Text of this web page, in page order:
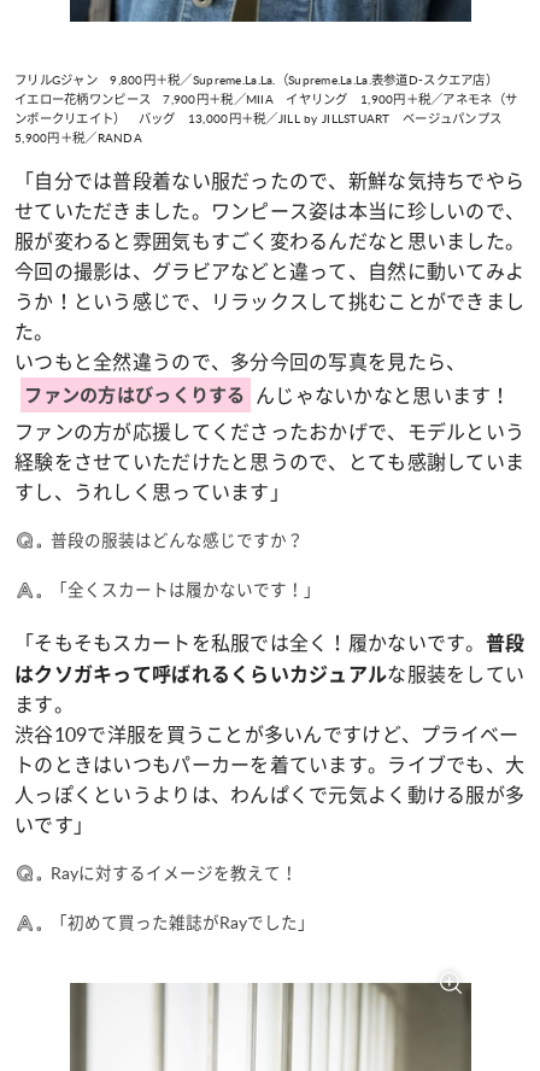
フリルGジャン 9,800円＋税／Supreme.La.La.（Supreme.La.La.表参道D-スクエア店）
イエロー花柄ワンピース 7,900円＋税／MIIA イヤリング 1,900円＋税／アネモネ（サ
ンポークリエイト） バッグ 13,000円＋税／JILL by JILLSTUART ベージュパンプス
5,900円＋税／RANDA
「自分では普段着ない服だったので、新鮮な気持ちでやら
せていただきました。ワンピース姿は本当に珍しいので、
服が変わると雰囲気もすごく変わるんだなと思いました。
今回の撮影は、グラビアなどと違って、自然に動いてみよ
うか！という感じで、リラックスして挑むことができまし
た。
いつもと全然違うので、多分今回の写真を見たら、
ファンの方はびっくりする
んじゃないかなと思います！
ファンの方が応援してくださったおかげで、モデルという
経験をさせていただけたと思うので、とても感謝していま
すし、うれしく思っています」
普段の服装はどんな感じですか？
「全くスカートは履かないです！」
「そもそもスカートを私服では全く！履かないです。 普段
はクソガキって呼ばれるくらいカジュアルな服装をしてい
ます。
渋谷109で洋服を買うことが多いんですけど、プライベー
トのときはいつもパーカーを着ています。ライブでも、大
人っぽくというよりは、わんぱくで元気よく動ける服が多
いです」
Rayに対するイメージを教えて！
「初めて買った雑誌がRayでした」